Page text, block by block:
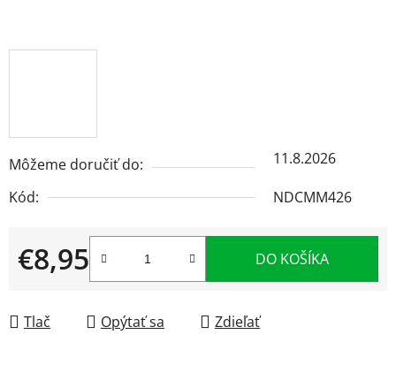
Môžeme doručiť do:
11.8.2026
Kód:
NDCMM426
€8,95
Jednotková cena:
DO KOŠÍKA
Tlač Opýtať sa Zdieľať